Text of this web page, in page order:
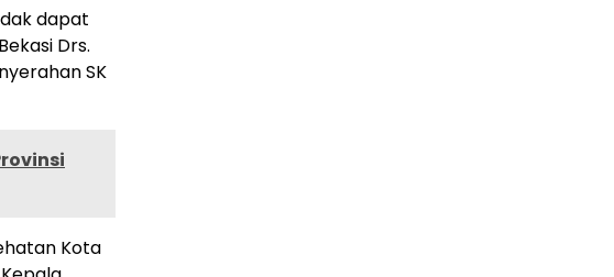
dapat
Drs.
SK
Kota